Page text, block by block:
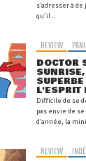
s’adresser à
qu'il ...
REVIEW
DOCTOR
L'ESPRIT
Difficile de se
pas envie de
d’année, la
REVIEW INDÉ